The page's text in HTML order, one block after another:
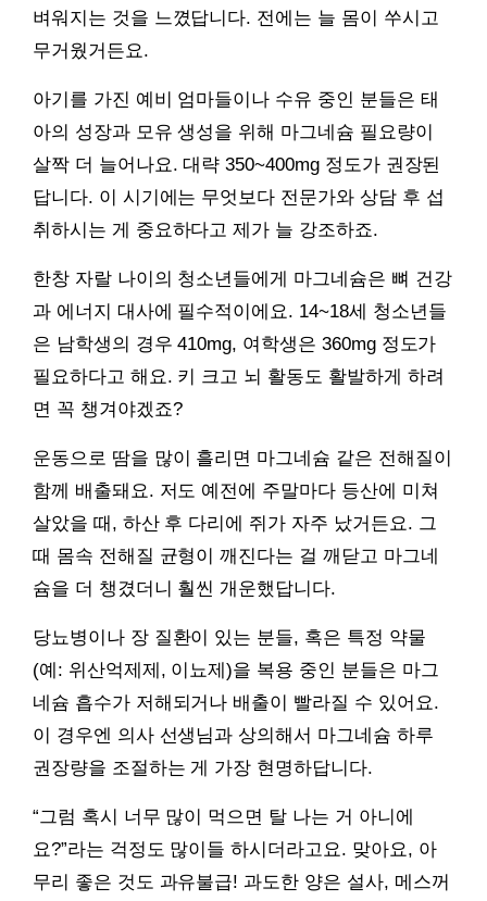
벼워지는 것을 느꼈답니다. 전에는 늘 몸이 쑤시고
무거웠거든요.
아기를 가진 예비 엄마들이나 수유 중인 분들은 태
아의 성장과 모유 생성을 위해 마그네슘 필요량이
살짝 더 늘어나요. 대략 350~400mg 정도가 권장된
답니다. 이 시기에는 무엇보다 전문가와 상담 후 섭
취하시는 게 중요하다고 제가 늘 강조하죠.
한창 자랄 나이의 청소년들에게 마그네슘은 뼈 건강
과 에너지 대사에 필수적이에요. 14~18세 청소년들
은 남학생의 경우 410mg, 여학생은 360mg 정도가
필요하다고 해요. 키 크고 뇌 활동도 활발하게 하려
면 꼭 챙겨야겠죠?
운동으로 땀을 많이 흘리면 마그네슘 같은 전해질이
함께 배출돼요. 저도 예전에 주말마다 등산에 미쳐
살았을 때, 하산 후 다리에 쥐가 자주 났거든요. 그
때 몸속 전해질 균형이 깨진다는 걸 깨닫고 마그네
슘을 더 챙겼더니 훨씬 개운했답니다.
당뇨병이나 장 질환이 있는 분들, 혹은 특정 약물
(예: 위산억제제, 이뇨제)을 복용 중인 분들은 마그
네슘 흡수가 저해되거나 배출이 빨라질 수 있어요.
이 경우엔 의사 선생님과 상의해서 마그네슘 하루
권장량을 조절하는 게 가장 현명하답니다.
“그럼 혹시 너무 많이 먹으면 탈 나는 거 아니에
요?”라는 걱정도 많이들 하시더라고요. 맞아요, 아
무리 좋은 것도 과유불급! 과도한 양은 설사, 메스꺼